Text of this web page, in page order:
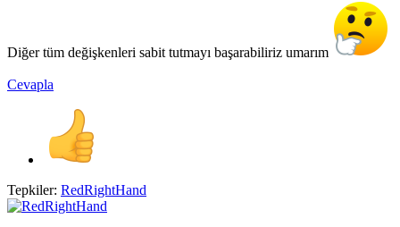
Diğer tüm değişkenleri sabit tutmayı başarabiliriz umarım
Cevapla
Tepkiler: RedRightHand